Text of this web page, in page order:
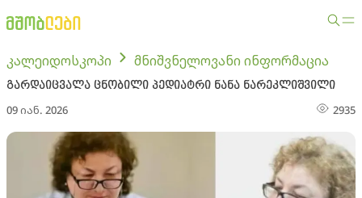
კალეიდოსკოპი მნიშვნელოვანი ინფორმაცია
გარდაიცვალა ცნობილი პედიატრი ნანა ნარეკლიშვილი
09 იან. 2026 2935